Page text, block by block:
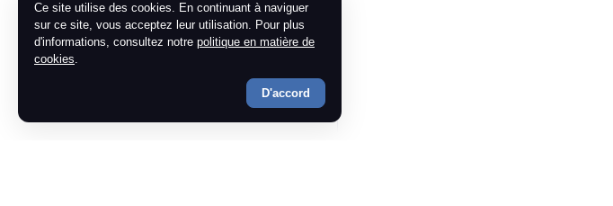
L'intégration de CrowdHandler est
requise sur la page de redirection
Ce site utilise des cookies. En continuant à naviguer
sur ce site, vous acceptez leur utilisation. Pour plus
d'informations, consultez notre politique en matière de
cookies.
D'accord